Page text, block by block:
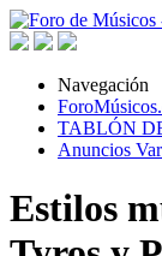
Navegación
TABLÓN
Anuncios
Estilos